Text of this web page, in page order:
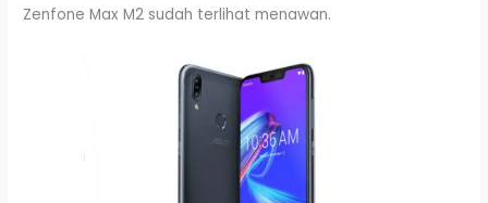
Zenfone Max M2 sudah terlihat menawan.